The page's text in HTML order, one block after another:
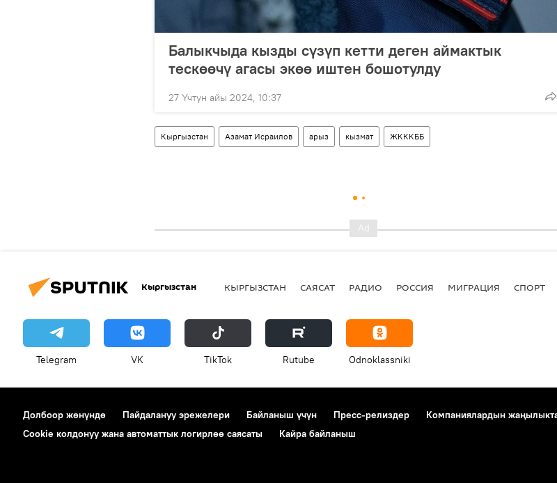
Балыкчыда кызды сүзүп кетти деген аймактык
тескөөчү агасы экөө иштен бошотулду
27 Үчтүн айы 2024, 10:37
Кыргызстан Азамат Исраилов арыз кызмат ЖКККББ
Кыргызстан КЫРГЫЗСТАН САЯСАТ РАДИО РОССИЯ МИГРАЦИЯ СПОРТ
Telegram VK ТikТоk Rutube Odnoklassniki
Долбоор жөнүндө Пайдалануу эрежелери Байланыш үчүн Пресс-релиздер Компаниялардын
Cookie колдонуу жана автоматтык логирлөө саясаты
Кайра байланыш